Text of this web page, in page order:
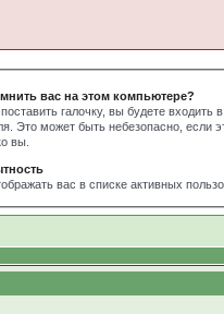
вас на этом компьютере?
галочку, вы будете
Это может быть небезопасно, если
вы.
вас в списке активных